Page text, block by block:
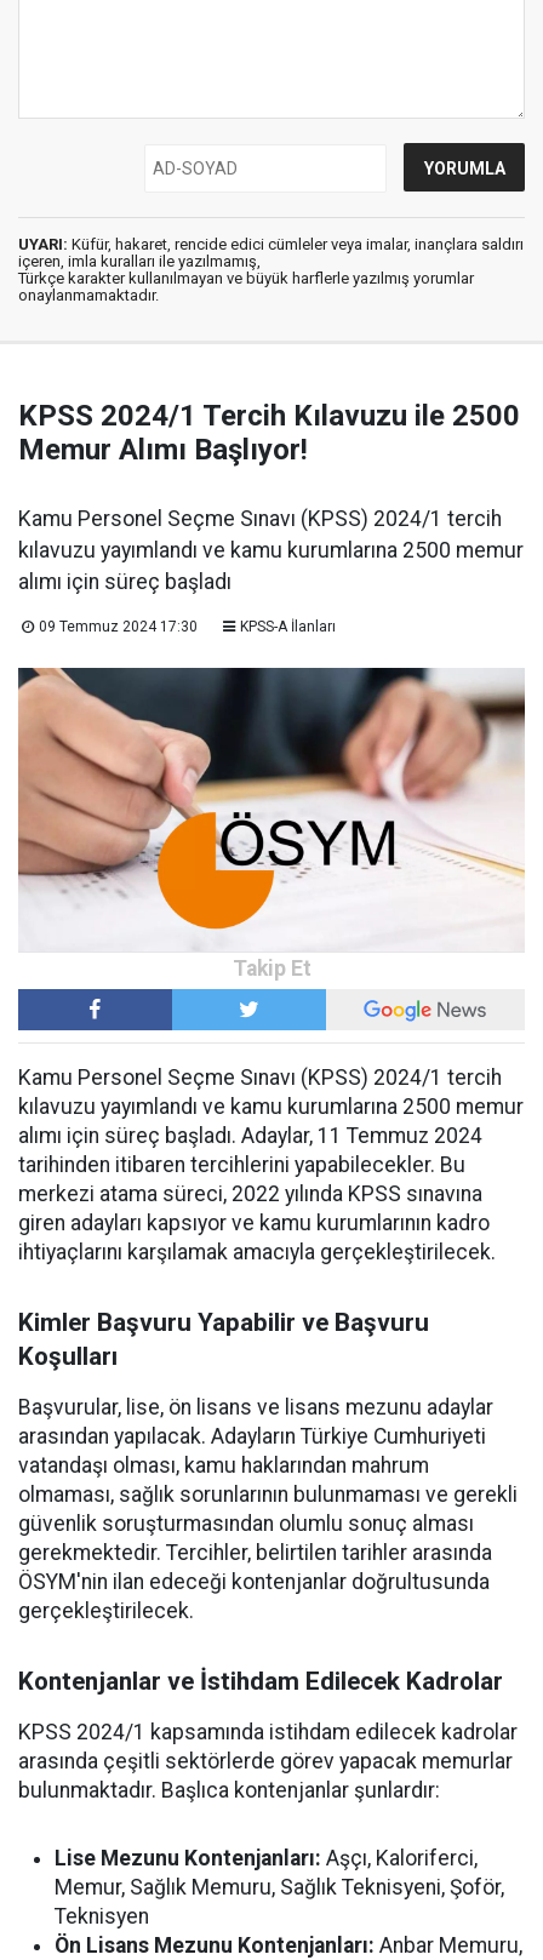
UYARI: Küfür, hakaret, rencide edici cümleler veya imalar, inançlara saldırı
içeren, imla kuralları ile yazılmamış,
Türkçe karakter kullanılmayan ve büyük harflerle yazılmış yorumlar
onaylanmamaktadır.
KPSS 2024/1 Tercih Kılavuzu ile 2500
Memur Alımı Başlıyor!
Kamu Personel Seçme Sınavı (KPSS) 2024/1 tercih
kılavuzu yayımlandı ve kamu kurumlarına 2500 memur
alımı için süreç başladı
09 Temmuz 2024 17:30 KPSS-A İlanları
Kamu Personel Seçme Sınavı (KPSS) 2024/1 tercih
kılavuzu yayımlandı ve kamu kurumlarına 2500 memur
alımı için süreç başladı. Adaylar, 11 Temmuz 2024
tarihinden itibaren tercihlerini yapabilecekler. Bu
merkezi atama süreci, 2022 yılında KPSS sınavına
giren adayları kapsıyor ve kamu kurumlarının kadro
ihtiyaçlarını karşılamak amacıyla gerçekleştirilecek.
Kimler Başvuru Yapabilir ve Başvuru
Koşulları
Başvurular, lise, ön lisans ve lisans mezunu adaylar
arasından yapılacak. Adayların Türkiye Cumhuriyeti
vatandaşı olması, kamu haklarından mahrum
olmaması, sağlık sorunlarının bulunmaması ve gerekli
güvenlik soruşturmasından olumlu sonuç alması
gerekmektedir. Tercihler, belirtilen tarihler arasında
ÖSYM'nin ilan edeceği kontenjanlar doğrultusunda
gerçekleştirilecek.
Kontenjanlar ve İstihdam Edilecek Kadrolar
KPSS 2024/1 kapsamında istihdam edilecek kadrolar
arasında çeşitli sektörlerde görev yapacak memurlar
bulunmaktadır. Başlıca kontenjanlar şunlardır:
Lise Mezunu Kontenjanları: Aşçı, Kaloriferci,
Memur, Sağlık Memuru, Sağlık Teknisyeni, Şoför,
Teknisyen
Ön Lisans Mezunu Kontenjanları: Anbar Memuru,